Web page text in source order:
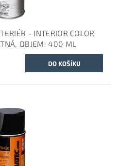
- INTERIOR COLOR
OBJEM: 400 ML